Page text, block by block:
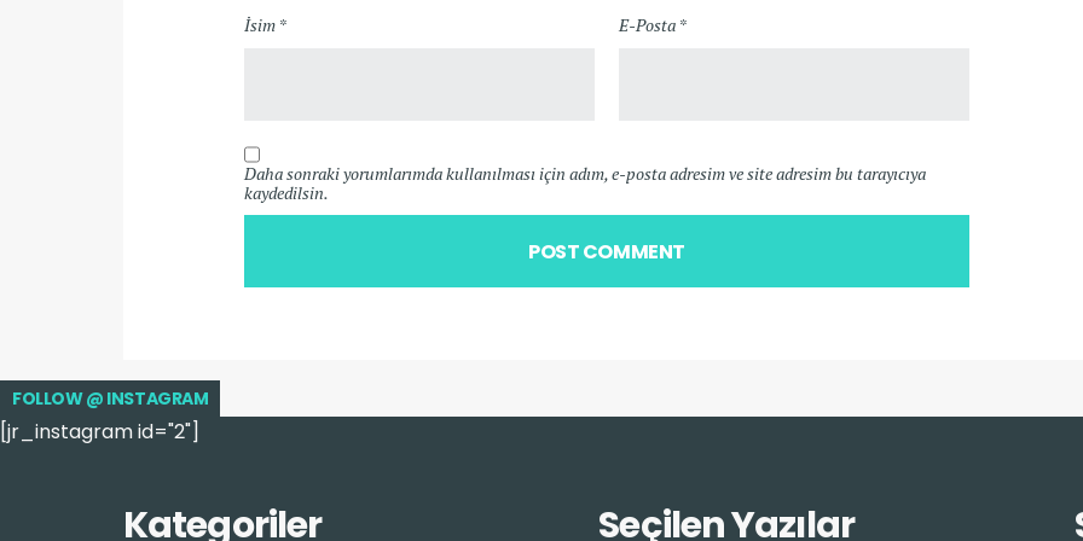
İsim * E-Posta *
Daha sonraki yorumlarımda kullanılması için adım, e-posta adresim ve site adresim bu tarayıcıya
kaydedilsin.
FOLLOW @ INSTAGRAM
[jr_instagram id="2"]
Kategoriler Seçilen Yazılar